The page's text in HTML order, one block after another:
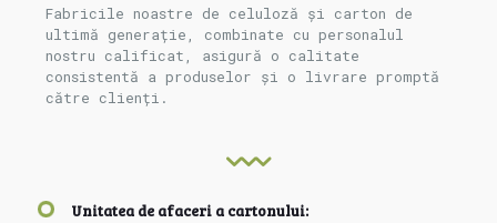
Fabricile noastre de celuloză și carton de
ultimă generație, combinate cu personalul
nostru calificat, asigură o calitate
consistentă a produselor și o livrare promptă
către clienți.
Unitatea de afaceri a cartonului: